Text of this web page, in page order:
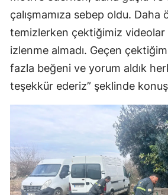
çalışmamıza sebep oldu.
temizlerken çektiğimiz videolar
izlenme almadı. Geçen
fazla beğeni ve yorum aldık
teşekkür ederiz” şeklinde